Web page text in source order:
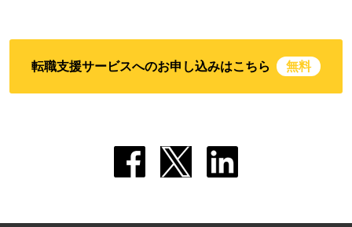
転職支援サービスへのお申し込みはこちら 無料